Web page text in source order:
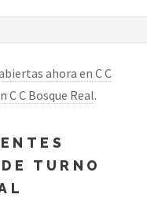
ahora en C C
C C Bosque Real.
TURNO